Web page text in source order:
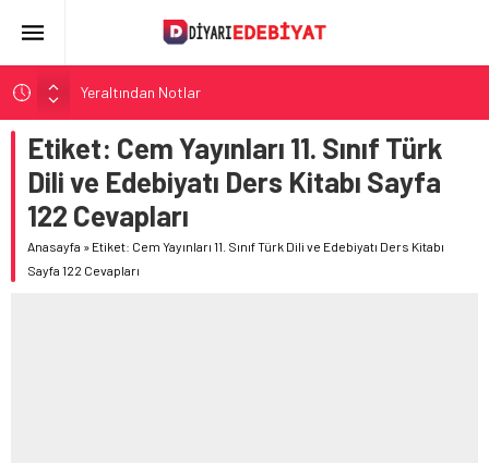
Yeraltından Notlar
Aylak Adam
Zebercet
Demiryolu Hikâyecileri
Korkuyu Beklerken
Etiket: Cem Yayınları 11. Sınıf Türk
Dili ve Edebiyatı Ders Kitabı Sayfa
122 Cevapları
Anasayfa » Etiket: Cem Yayınları 11. Sınıf Türk Dili ve Edebiyatı Ders Kitabı
Sayfa 122 Cevapları